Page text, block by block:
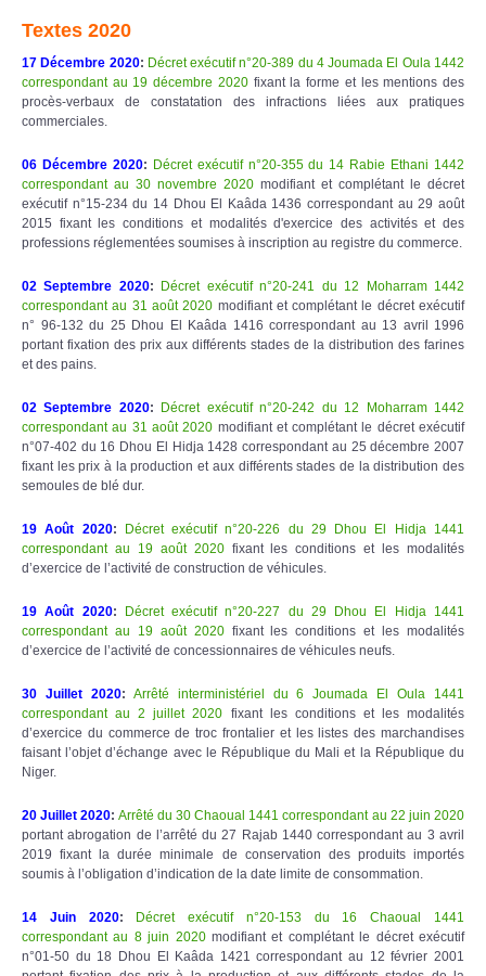
Textes 2020
17 Décembre 2020: Décret exécutif n°20-389 du 4 Joumada El Oula 1442
correspondant au 19 décembre 2020fixant la forme et les mentions des
procès-verbaux de constatation des infractions liées aux pratiques
commerciales.
06 Décembre 2020: Décret exécutif n°20-355 du 14 Rabie Ethani 1442
correspondant au 30 novembre 2020 modifiant et complétant le décret
exécutif n°15-234 du 14 Dhou El Kaâda 1436 correspondant au 29 août
2015 fixant les conditions et modalités d'exercice des activités et des
professions réglementées soumises à inscription au registre du commerce.
02 Septembre 2020: Décret exécutif n°20-241 du 12 Moharram 1442
correspondant au 31 août 2020 modifiant et complétant le décret exécutif
n° 96-132 du 25 Dhou El Kaâda 1416 correspondant au 13 avril 1996
portant fixation des prix aux différents stades de la distribution des farines
et des pains.
02 Septembre 2020: Décret exécutif n°20-242 du 12 Moharram 1442
correspondant au 31 août 2020 modifiant et complétant le décret exécutif
n°07-402 du 16 Dhou El Hidja 1428 correspondant au 25 décembre 2007
fixant les prix à la production et aux différents stades de la distribution des
semoules de blé dur.
19 Août 2020:
Décret exécutif n°20-226 du 29 Dhou El Hidja 1441
correspondant au 19 août 2020fixant les conditions et les modalités
d’exercice de l’activité de construction de véhicules.
19 Août 2020: Décret exécutif n°20-227 du 29 Dhou El Hidja 1441
correspondant au 19 août 2020fixant les conditions et les modalités
d’exercice de l’activité de concessionnaires de véhicules neufs.
30 Juillet 2020: Arrêté interministériel du 6 Joumada El Oula 1441
correspondant au 2 juillet 2020 fixant les conditions et les modalités
d’exercice du commerce de troc frontalier et les listes des marchandises
faisant l’objet d’échange avec le République du Mali et la République du
Niger.
20 Juillet 2020: Arrêté du 30 Chaoual 1441 correspondant au 22 juin 2020
portant abrogation de l’arrêté du 27 Rajab 1440 correspondant au 3 avril
2019 fixant la durée minimale de conservation des produits importés
soumis à l’obligation d’indication de la date limite de consommation.
14 Juin 2020:
Décret exécutif n°20-153 du 16 Chaoual 1441
correspondant au 8 juin 2020modifiant et complétant le décret exécutif
n°01-50 du 18 Dhou El Kaâda 1421 correspondant au 12 février 2001